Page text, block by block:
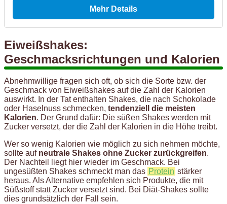
Mehr Details
Eiweißshakes:
Geschmacksrichtungen und Kalorien
Abnehmwillige fragen sich oft, ob sich die Sorte bzw. der
Geschmack von Eiweißshakes auf die Zahl der Kalorien
auswirkt. In der Tat enthalten Shakes, die nach Schokolade
oder Haselnuss schmecken, tendenziell die meisten
Kalorien. Der Grund dafür: Die süßen Shakes werden mit
Zucker versetzt, der die Zahl der Kalorien in die Höhe treibt.
Wer so wenig Kalorien wie möglich zu sich nehmen möchte,
sollte auf neutrale Shakes ohne Zucker zurückgreifen.
Der Nachteil liegt hier wieder im Geschmack. Bei
ungesüßten Shakes schmeckt man das Protein stärker
heraus. Als Alternative empfehlen sich Produkte, die mit
Süßstoff statt Zucker versetzt sind. Bei Diät-Shakes sollte
dies grundsätzlich der Fall sein.